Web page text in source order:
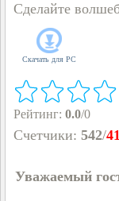
Сделайте
Скачать для PC
Рейтинг: 0.0/0
Счетчики: 542/
Уважаемый